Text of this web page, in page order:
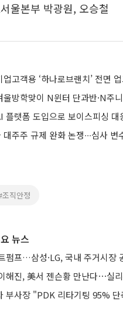
울본부 박광원, 오승철
고객용 ‘하나로브랜치’ 전면
플랫폼 도입으로 보이스피싱 대
주주 규제 완화 논쟁∙∙∙심사 변
조직안정
뉴스